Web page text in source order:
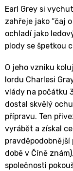
Earl Grey si
zahřeje jako “čaj
ochladí jako
plody se špetkou
O jeho vzniku
lordu Charlesi
vlády na počátku
dostal skvělý
přípravu. Ten
vyrábět a získal
době v Číně
společnosti